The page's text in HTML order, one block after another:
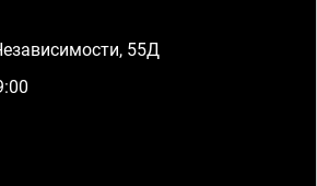
55Д